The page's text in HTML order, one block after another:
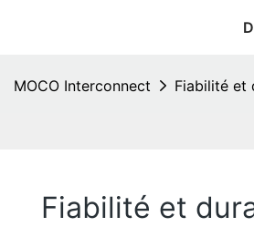
MOCO Interconnect Fiabilité et
Fiabilité et